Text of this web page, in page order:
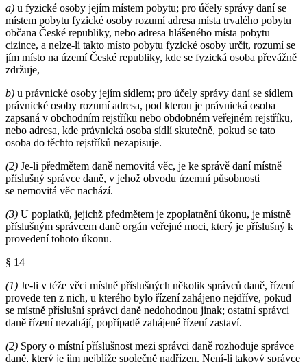
a) u fyzické osoby jejím místem pobytu; pro účely správy daní se
místem pobytu fyzické osoby rozumí adresa místa trvalého pobytu
občana České republiky, nebo adresa hlášeného místa pobytu
cizince, a nelze-li takto místo pobytu fyzické osoby určit, rozumí se
jím místo na území České republiky, kde se fyzická osoba převážně
zdržuje,
b) u právnické osoby jejím sídlem; pro účely správy daní se sídlem
právnické osoby rozumí adresa, pod kterou je právnická osoba
zapsaná v obchodním rejstříku nebo obdobném veřejném rejstříku,
nebo adresa, kde právnická osoba sídlí skutečně, pokud se tato
osoba do těchto rejstříků nezapisuje.
(2) Je-li předmětem daně nemovitá věc, je ke správě daní místně
příslušný správce daně, v jehož obvodu územní působnosti
se nemovitá věc nachází.
(3) U poplatků, jejichž předmětem je zpoplatnění úkonu, je místně
příslušným správcem daně orgán veřejné moci, který je příslušný k
provedení tohoto úkonu.
§ 14
(1) Je-li v téže věci místně příslušných několik správců daně, řízení
provede ten z nich, u kterého bylo řízení zahájeno nejdříve, pokud
se místně příslušní správci daně nedohodnou jinak; ostatní správci
daně řízení nezahájí, popřípadě zahájené řízení zastaví.
(2) Spory o místní příslušnost mezi správci daně rozhoduje správce
daně, který je jim nejblíže společně nadřízen. Není-li takový správce